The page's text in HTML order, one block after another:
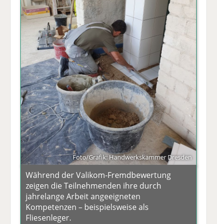
Foto/Grafik: Handwerkskammer Dresden
Während der Valikom-Fremdbewertung
zeigen die Teilnehmenden ihre durch
jahrelange Arbeit angeeigneten
Kompetenzen – beispielsweise als
Fliesenleger.